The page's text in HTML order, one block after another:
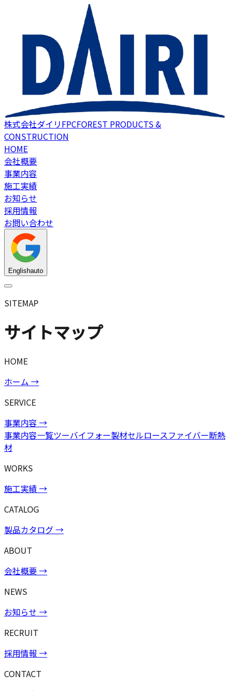
株式会社ダイリFPCFOREST PRODUCTS &
CONSTRUCTION
HOME
会社概要
事業内容
施工実績
お知らせ
採用情報
お問い合わせ
Englishauto
SITEMAP
サイトマップ
HOME
ホーム →
SERVICE
事業内容 →
事業内容一覧ツーバイフォー製材セルロースファイバー断熱
材
WORKS
施工実績→
CATALOG
製品カタログ→
ABOUT
会社概要→
NEWS
お知らせ →
RECRUIT
採用情報 →
CONTACT